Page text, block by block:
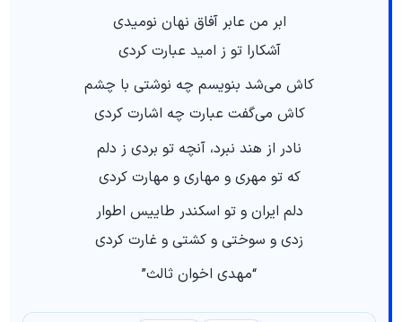
ابر من عابر آفاق نهان نومیدی
آشکارا تو ز امید عبارت کردی
کاش می‌شد بنویسم چه نوشتی با چشم
کاش می‌گفت عبارت چه اشارت کردی
نادر از هند نبرد، آنچه تو بردی ز دلم
که تو مهری و مهاری و مهارت کردی
دلم ایران و تو اسکندر طاییس اطوار
زدی و سوختی و کشتی و غارت کردی
“مهدی اخوان ثالث”